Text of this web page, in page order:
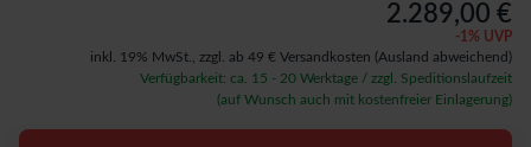
2.289,00 €
-1 % UVP
inkl. 19% MwSt., zzgl. ab 49 € Versandkosten (Ausland abweichend)
Verfügbarkeit: ca. 15 - 20 Werktage / zzgl. Speditionslaufzeit
(auf Wunsch auch mit kostenfreier Einlagerung)